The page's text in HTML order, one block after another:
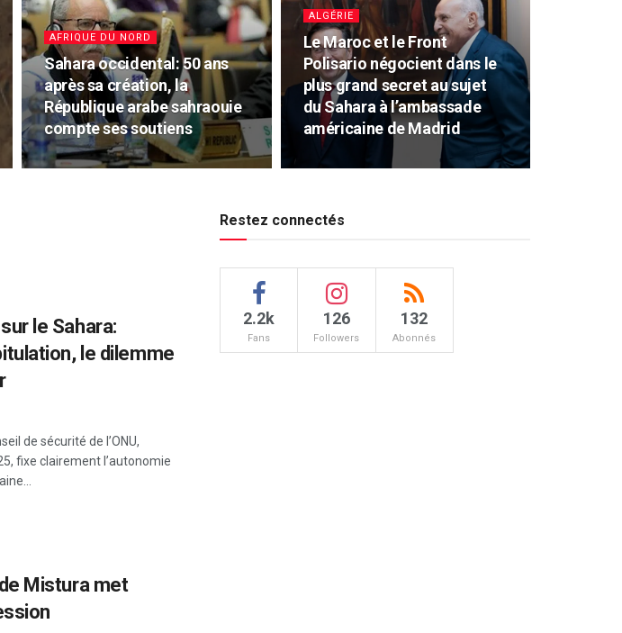
AFRIQUE DU NORD
Sahara occidental: 50 ans
après sa création, la
République arabe sahraouie
compte ses soutiens
ALGÉRIE
Le Maroc et le Front
Polisario négocient dans le
plus grand secret au sujet
du Sahara à l’ambassade
américaine de Madrid
le Sahara:
le dilemme
de sécurité de l’ONU,
fixe clairement l’autonomie
Mistura met
Restez connectés
2.2k
Fans
126
Followers
132
Abonnés